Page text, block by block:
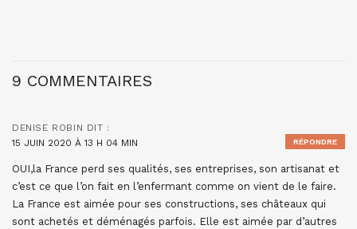
9 COMMENTAIRES
DENISE ROBIN DIT :
15 JUIN 2020 À 13 H 04 MIN
OUI,la France perd ses qualités, ses entreprises, son artisanat et
c’est ce que l’on fait en l’enfermant comme on vient de le faire.
La France est aimée pour ses constructions, ses châteaux qui
sont achetés et déménagés parfois. Elle est aimée par d’autres
RÉPONDRE